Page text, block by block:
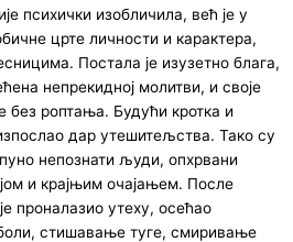
психички изобличила, већ је у
црте личности и карактера,
Постала је изузетно блага,
непрекидној молитви, и своје
без роптања. Будући кротка и
дар утешитељства. Тако су
непознати људи, опхрвани
и крајњим очајањем. После
проналазио утеху, осећао
стишавање туге, смиривање